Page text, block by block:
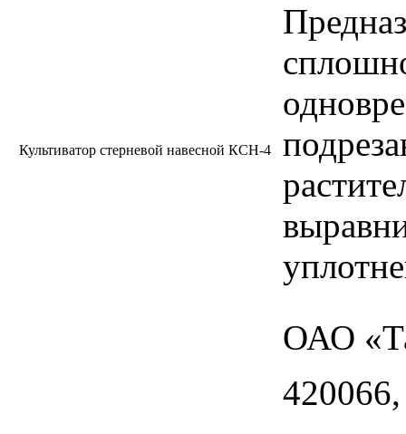
Культиватор стерневой навесной КСН-4
ОАО
420066,